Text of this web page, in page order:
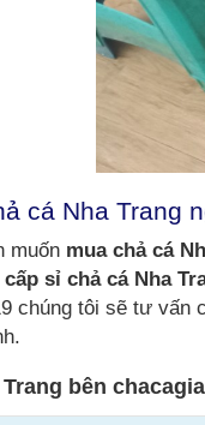
cá Nha Trang
muốn mua chả cá
sỉ chả cá Nha
chúng tôi sẽ tư vấn
Trang bên